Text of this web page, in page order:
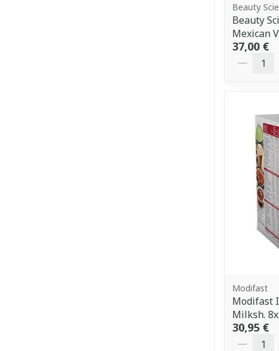
Beauty
Beauty
Mexican
37,00 €
Quantité
Modifast
Modifast
Milksh.
30,95 €
Quantité